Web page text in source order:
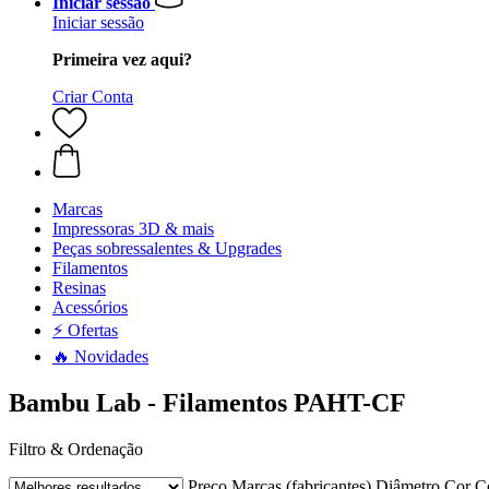
Iniciar sessão
Primeira vez aqui?
Criar Conta
Marcas
Impressoras 3D & mais
Peças sobressalentes & Upgrades
Filamentos
Resinas
Acessórios
⚡ Ofertas
🔥 Novidades
Bambu Lab - Filamentos PAHT-CF
Filtro & Ordenação